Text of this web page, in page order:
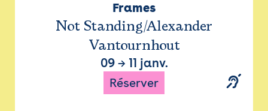
Frames
Not Standing/Alexander
Vantournhout
09→ 11 janv.
Réserver